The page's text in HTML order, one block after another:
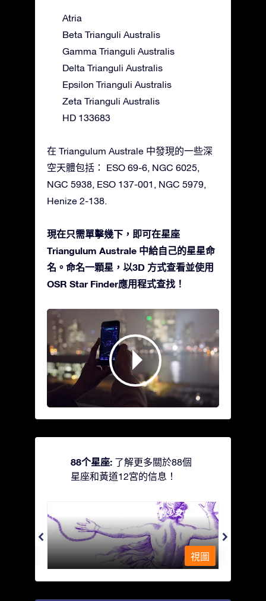
Atria
Beta Trianguli Australis
Gamma Trianguli Australis
Delta Trianguli Australis
Epsilon Trianguli Australis
Zeta Trianguli Australis
HD 133683
在 Triangulum Australe 中發現的一些深
空天體包括： ESO 69-6, NGC 6025,
NGC 5938, ESO 137-001, NGC 5979,
Henize 2-138.
現在只需單擊幾下，即可在星座
Triangulum Australe 中給自己的星星命
名。命名一顆星，以3D 方式查看並使用
OSR Star Finder應用程式查找！
88个星座: 了解更多關於88個
星座和黃道12宮的信息！
Andromeda - 被鐵鍊鎖著的少女
視圖